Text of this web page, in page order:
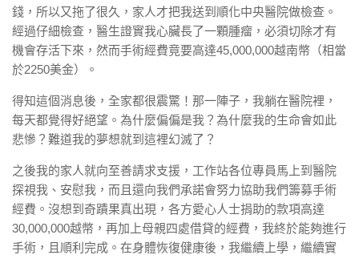
錢，所以又拖了很久，家人才把我送到順化中央醫院做檢查。
經過仔細檢查，醫生證實我心臟長了一顆腫瘤，必須切除才有
機會存活下來，然而手術經費竟要高達45,000,000越南幣（相當
於2250美金）。
得知這個消息後，全家都很震驚！那一陣子，我躺在醫院裡，
每天都覺得好絕望。為什麼偏偏是我？為什麼我的生命會如此
悲慘？難道我的夢想就到這裡幻滅了？
之後我的家人就向至善請求支援，工作站各位專員馬上到醫院
探視我、安慰我，而且還向我們承諾會努力協助我們籌募手術
經費。沒想到奇蹟果真出現，各方愛心人士捐助的款項高達
30,000,000越幣，再加上母親四處借貸的經費，我終於能夠進行
手術，且順利完成。在身體恢復健康後，我繼續上學，繼續實